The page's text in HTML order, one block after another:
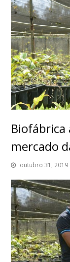
mercado
outubro 31, 2019